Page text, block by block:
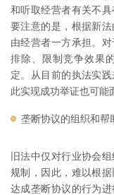
和听取经营者有关不
要注意的是，根据新
由经营者一方承担。
排除、限制竞争效果
定。从目前的执法实
此实现成功举证也可能
垄断协议的组织和帮
旧法中仅对行业协会
规制，因此，难以根
达成垄断协议的行为